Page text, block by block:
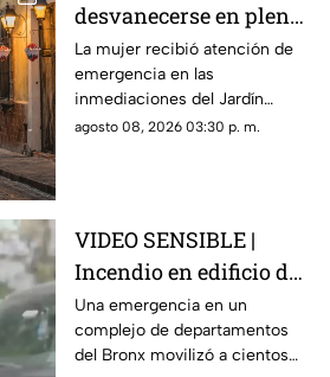
desvanecerse en plena
vía pública en el Centro
Histórico de Querétaro
La mujer recibió atención de
emergencia en las
inmediaciones del Jardín
Corregidora, pero los
agosto 08, 2026 03:30 p. m.
VIDEO SENSIBLE |
Incendio en edificio de
Nueva York deja un
mu3rto y 14 heridos
Una emergencia en un
complejo de departamentos
del Bronx movilizó a cientos